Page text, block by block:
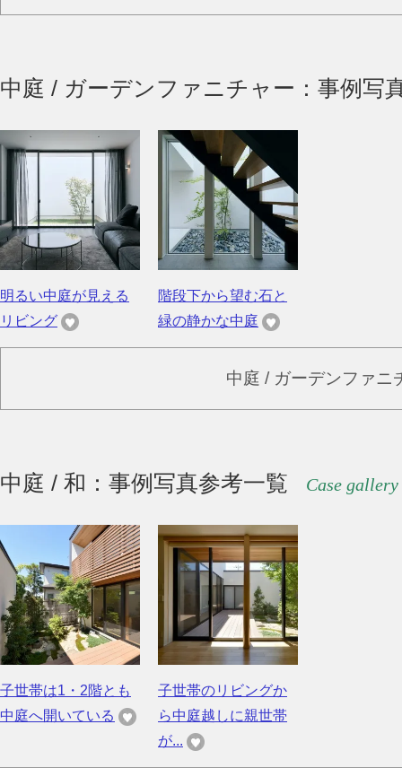
中庭 / ガーデンファニチャー：事例写
明るい中庭が見える
リビング
階段下から望む石と
緑の静かな中庭
中庭 / ガーデンファニ
中庭 / 和：事例写真参考一覧 Case gallery
子世帯は1・2階とも
中庭へ開いている
子世帯のリビングか
ら中庭越しに親世帯
が...